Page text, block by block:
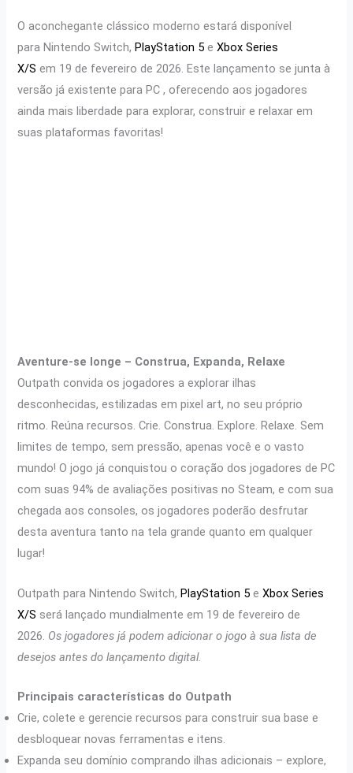
p
k
O aconchegante clássico moderno estará disponível
para Nintendo Switch,PlayStation 5 eXbox Series
X/S em 19 de fevereiro de 2026. Este lançamento se junta à
versão já existente para PC , oferecendo aos jogadores
ainda mais liberdade para explorar, construir e relaxar em
suas plataformas favoritas!
Aventure-se longe – Construa, Expanda, Relaxe
Outpath convida os jogadores a explorar ilhas
desconhecidas, estilizadas em pixel art, no seu próprio
ritmo. Reúna recursos. Crie. Construa. Explore. Relaxe. Sem
limites de tempo, sem pressão, apenas você e o vasto
mundo! O jogo já conquistou o coração dos jogadores de PC
com suas 94% de avaliações positivas no Steam, e com sua
chegada aos consoles, os jogadores poderão desfrutar
desta aventura tanto na tela grande quanto em qualquer
lugar!
Outpath para Nintendo Switch,PlayStation 5 eXbox Series
X/S será lançado mundialmente em 19 de fevereiro de
2026. Os jogadores já podem adicionar o jogo à sua lista de
desejos antes do lançamento digital.
Principais características do Outpath
Crie, colete e gerencie recursos para construir sua base e
desbloquear novas ferramentas e itens.
Expanda seu domínio comprando ilhas adicionais – explore,